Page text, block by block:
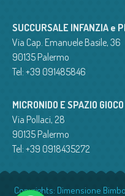
SUCCURSALE INFANZIA e
Via Cap. Emanuele Basile, 36
90135 Palermo
Tel: +39 091485846
MICRONIDO E SPAZIO GIOCO
Via Pollaci, 28
90135 Palermo
Tel: +39 0918435272
Copyrights: Dimensione Bimbo